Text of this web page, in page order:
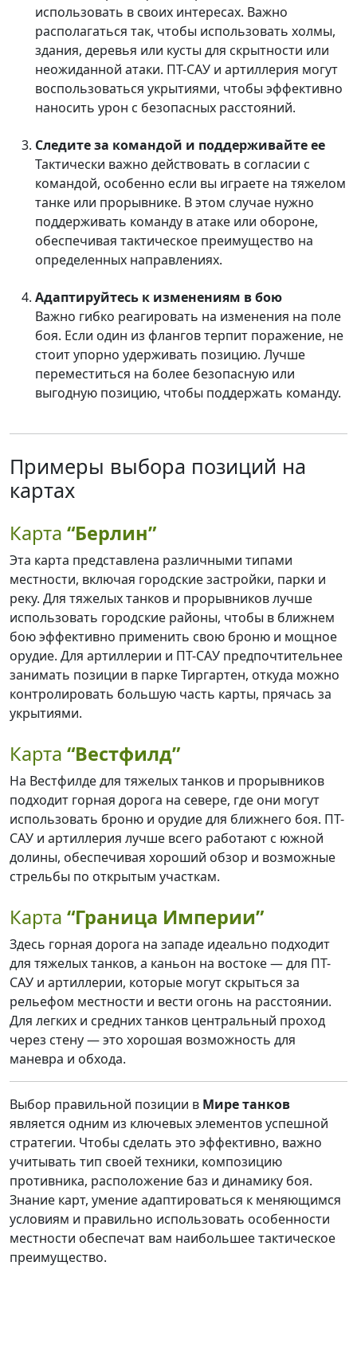
использовать в своих интересах. Важно
располагаться так, чтобы использовать холмы,
здания, деревья или кусты для скрытности или
неожиданной атаки. ПТ-САУ и артиллерия могут
воспользоваться укрытиями, чтобы эффективно
наносить урон с безопасных расстояний.
Следите за командой и поддерживайте ее
Тактически важно действовать в согласии с
командой, особенно если вы играете на тяжелом
танке или прорывнике. В этом случае нужно
поддерживать команду в атаке или обороне,
обеспечивая тактическое преимущество на
определенных направлениях.
Адаптируйтесь к изменениям в бою
Важно гибко реагировать на изменения на поле
боя. Если один из флангов терпит поражение, не
стоит упорно удерживать позицию. Лучше
переместиться на более безопасную или
выгодную позицию, чтобы поддержать команду.
Примеры выбора позиций на
картах
Карта “Берлин”
Эта карта представлена различными типами
местности, включая городские застройки, парки и
реку. Для тяжелых танков и прорывников лучше
использовать городские районы, чтобы в ближнем
бою эффективно применить свою броню и мощное
орудие. Для артиллерии и ПТ-САУ предпочтительнее
занимать позиции в парке Тиргартен, откуда можно
контролировать большую часть карты, прячась за
укрытиями.
Карта “Вестфилд”
На Вестфилде для тяжелых танков и прорывников
подходит горная дорога на севере, где они могут
использовать броню и орудие для ближнего боя. ПТ-
САУ и артиллерия лучше всего работают с южной
долины, обеспечивая хороший обзор и возможные
стрельбы по открытым участкам.
Карта “Граница Империи”
Здесь горная дорога на западе идеально подходит
для тяжелых танков, а каньон на востоке — для ПТ-
САУ и артиллерии, которые могут скрыться за
рельефом местности и вести огонь на расстоянии.
Для легких и средних танков центральный проход
через стену — это хорошая возможность для
маневра и обхода.
Выбор правильной позиции в Мире танков
является одним из ключевых элементов успешной
стратегии. Чтобы сделать это эффективно, важно
учитывать тип своей техники, композицию
противника, расположение баз и динамику боя.
Знание карт, умение адаптироваться к меняющимся
условиям и правильно использовать особенности
местности обеспечат вам наибольшее тактическое
преимущество.